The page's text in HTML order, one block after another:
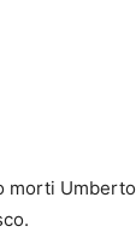
morti Umberto